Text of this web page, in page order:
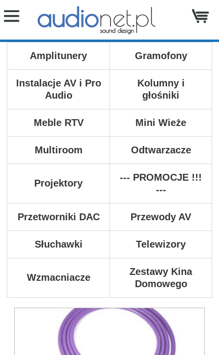
Amplitunery Gramofony
Instalacje AV i Pro
Audio
Kolumny i
głośniki
Meble RTV Mini Wieże
Multiroom Odtwarzacze
Projektory
--- PROMOCJE !!!
---
Przetworniki DAC Przewody AV
Słuchawki Telewizory
Wzmacniacze
Zestawy Kina
Domowego